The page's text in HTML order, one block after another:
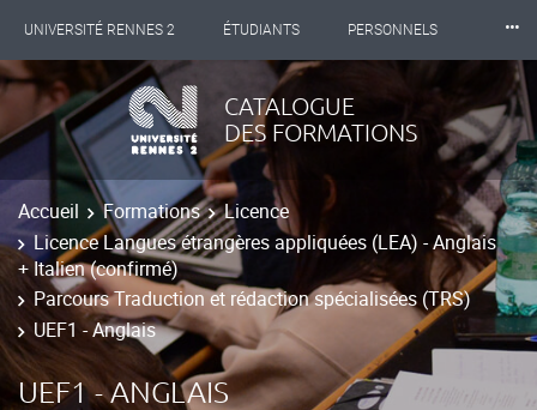
UNIVERSITÉ RENNES 2 ÉTUDIANTS PERSONNELS
INTERNATIONAL PROFESSIONNELS BIBLIOTHÈQUES
LES NOUVELLES DE RENNES 2
⸱⸱⸱
CATALOGUE
DES FORMATIONS
Accueil Formations
Licence
Licence Langues étrangères appliquées (LEA) - Anglais
+ Italien (confirmé)
Parcours Traduction et rédaction spécialisées (TRS)
UEF1 - Anglais
UEF1 - ANGLAIS